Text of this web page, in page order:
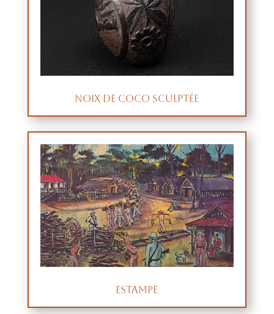
Noix de coco sculptée
Estampe